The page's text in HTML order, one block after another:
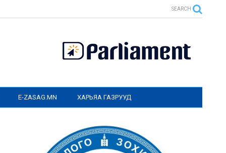
SEARCH
E-ZASAG.MN ХАРЬЯА ГАЗРУУД